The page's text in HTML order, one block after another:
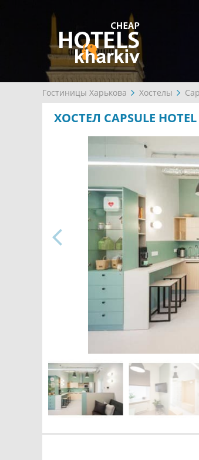
Гостиницы Харькова Хостелы
ХОСТЕЛ CAPSULE HOTEL